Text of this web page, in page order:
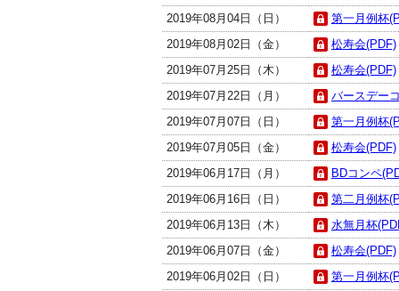
2019年08月04日（日）
第一月例杯
2019年08月02日（金）
松寿会(PDF)
2019年07月25日（木）
松寿会(PDF)
2019年07月22日（月）
バースデー
2019年07月07日（日）
第一月例杯
2019年07月05日（金）
松寿会(PDF)
2019年06月17日（月）
BDコンペ
2019年06月16日（日）
第二月例杯
2019年06月13日（木）
水無月杯
2019年06月07日（金）
松寿会(PDF)
2019年06月02日（日）
第一月例杯